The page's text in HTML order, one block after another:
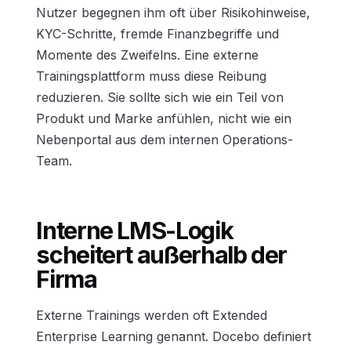
Nutzer begegnen ihm oft über Risikohinweise,
KYC-Schritte, fremde Finanzbegriffe und
Momente des Zweifelns. Eine externe
Trainingsplattform muss diese Reibung
reduzieren. Sie sollte sich wie ein Teil von
Produkt und Marke anfühlen, nicht wie ein
Nebenportal aus dem internen Operations-
Team.
Interne LMS-Logik
scheitert außerhalb der
Firma
Externe Trainings werden oft Extended
Enterprise Learning genannt. Docebo definiert